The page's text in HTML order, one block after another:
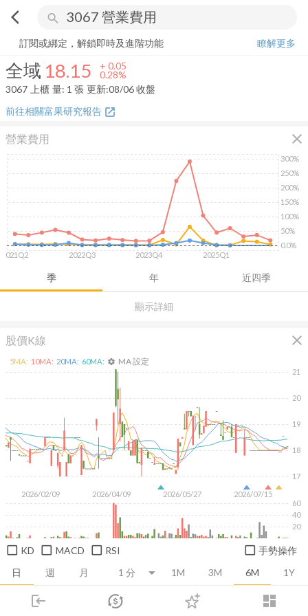
arrow_back_ios search
login dashboard
市場 登入
全域 18.15+ 0.28%
訂閱或綁定，解鎖即時及進階功能
瞭解更多
全域 18.15 + 0.05
0.28%
3067 上櫃 量: 1 張 更新:08/06 收盤
前往相關富果研究報告 open_in_new
營業費用 close
顯示詳細
季 年 近四季
2021Q2 2022Q3 2023Q4 2025Q1
0.0%
50%
100%
150%
200%
250%
300%
股價K線 close
日 週 月 1M 3M 6M 1Y
2026/02/09 2026/04/09 2026/05/27 2026/07/15
17
18
19
20
21
20
40
60
5MA: 10MA: 20MA: 60MA: settings MA 設定
KD MACD RSI 手勢操作
推薦卡片 消息面 財務報